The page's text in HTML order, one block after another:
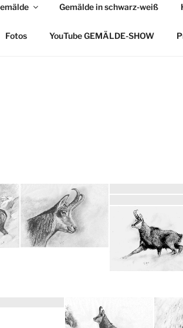
BOLD
Gemälde in schwarz-weiß
Fotos YouTube GEMÄLDE-SHOW